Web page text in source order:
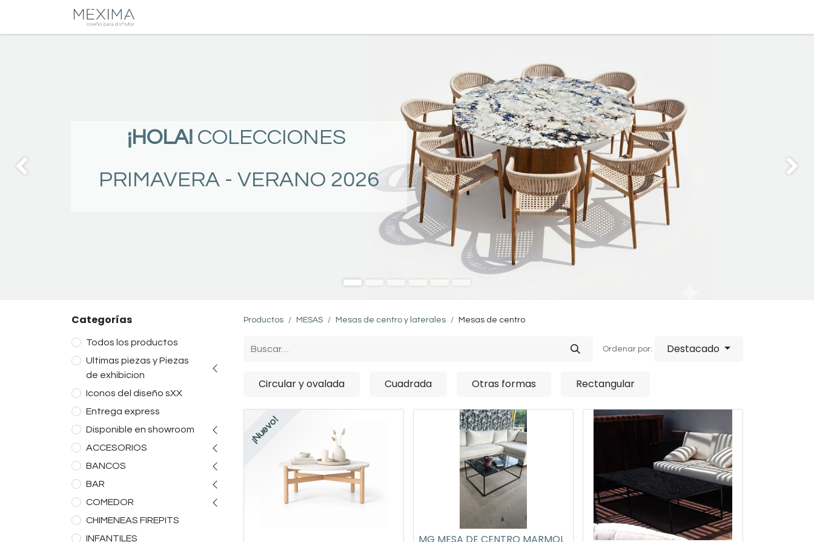
¡HOLA! COLECCIONES
PRIMAVERA - VERANO 2026
Anterior
Categorías
Todos los productos
Ultimas piezas y Piezas
de exhibicion
Iconos del diseño sXX
Entrega express
Disponible en showroom
ACCESORIOS
BANCOS
BAR
COMEDOR
CHIMENEAS FIREPITS
INFANTILES
Productos MESAS Mesas de centro y laterales Mesas de centro
Ordenar por: Destacado
Circular y ovalada Cuadrada Otras formas Rectangular
¡Nuevo!
MG MESA DE CENTRO MARMOL